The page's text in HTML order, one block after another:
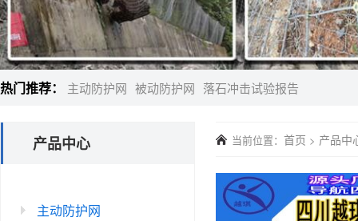
热门推荐： 主动防护网 被动防护网 落石冲击试验报告
产品中心
主动防护网
当前位置： 首页 > 产品中